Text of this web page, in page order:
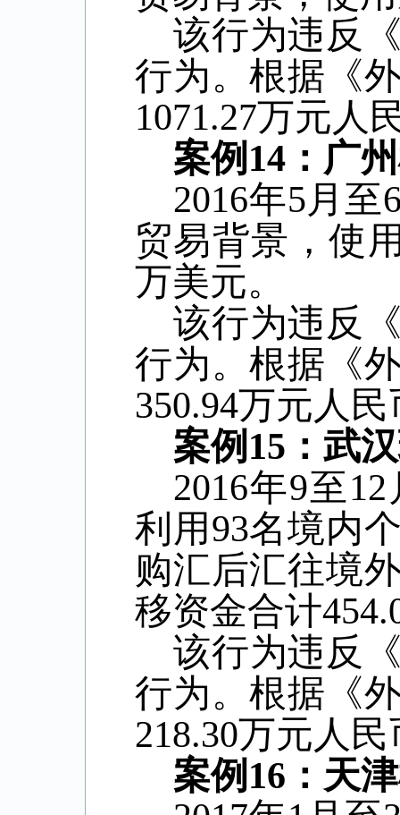
该行为违反
行为。根据《
1071.27万元人
案例 14：广
2016年5月至
贸易背景，使
万美元。
该行为违反
行为。根据《
350.94万元人民
案例 15 ：武
2016年9至12
利用93名境内
购汇后汇往境
移资金合计
该行为违反
行为。根据《
218.30万元人民
案例 16 ：天